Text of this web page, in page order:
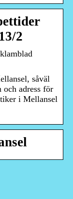
2
såväl
och adress för
i Mellansel